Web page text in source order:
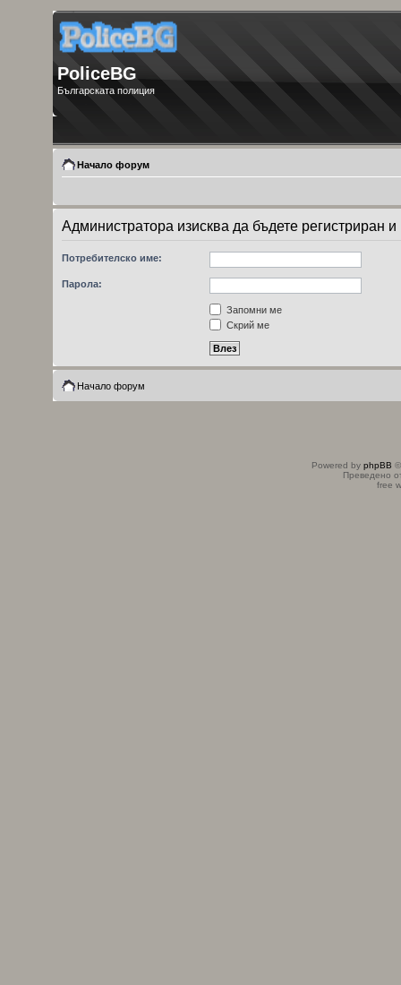
PoliceBG
Българската полиция
Начало форум
Администратора изисква да бъдете регистриран
Потребителско име:
Парола:
Запомни ме
Скрий ме
Начало форум
Powered by phpBB
Преведено
free